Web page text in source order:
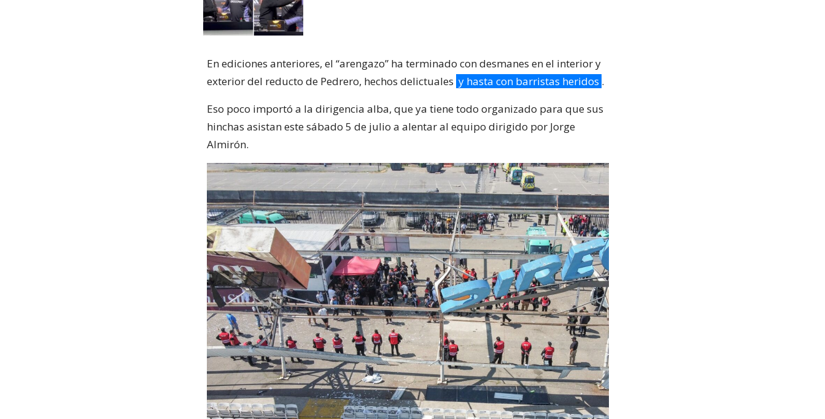
En ediciones anteriores, el “arengazo” ha terminado con desmanes en el interior y
exterior del reducto de Pedrero, hechos delictuales y hasta con barristas heridos .
Eso poco importó a la dirigencia alba, que ya tiene todo organizado para que sus
hinchas asistan este sábado 5 de julio a alentar al equipo dirigido por Jorge
Almirón.